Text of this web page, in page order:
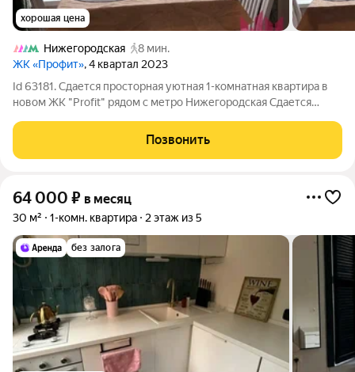
хорошая цена
Нижегородская
8 мин.
ЖК «Профит», 4 квартал 2023
Id 63181. Сдается просторная уютная 1-комнатная квартира в
новом ЖК "Profit" рядом с метро Нижегородская Сдается
метра в новом жилом комплексе «Profit» по адресу: Москва,
Газгольдерная улица, 10.
Позвонить
64 000 ₽ в месяц
30 м² 1-комн. квартира 2 этаж из 5
без залога